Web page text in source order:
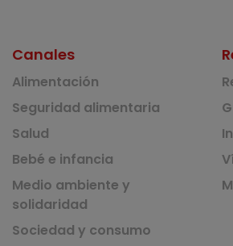
Canales
Alimentación
Seguridad alimentaria
Salud
Bebé e infancia
Medio ambiente y
solidaridad
Sociedad y consumo